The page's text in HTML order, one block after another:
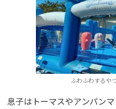
ふわふわするや
息子はトーマスやアンパン